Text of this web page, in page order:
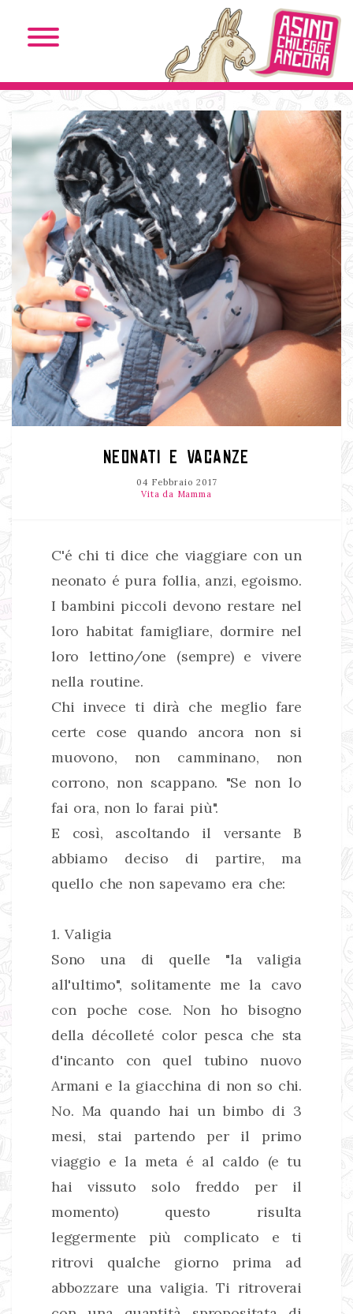
NEONATI E VACANZE
04 Febbraio 2017
Vita da Mamma
C'é chi ti dice che viaggiare con un
neonato é pura follia, anzi, egoismo.
I bambini piccoli devono restare nel
loro habitat famigliare, dormire nel
loro lettino/one (sempre) e vivere
nella routine.
Chi invece ti dirà che meglio fare
certe cose quando ancora non si
muovono, non camminano, non
corrono, non scappano. "Se non lo
fai ora, non lo farai più".
E così, ascoltando il versante B
abbiamo deciso di partire, ma
quello che non sapevamo era che:
1. Valigia
Sono una di quelle "la valigia
all'ultimo", solitamente me la cavo
con poche cose. Non ho bisogno
della décolleté color pesca che sta
d'incanto con quel tubino nuovo
Armani e la giacchina di non so chi.
No. Ma quando hai un bimbo di 3
mesi, stai partendo per il primo
viaggio e la meta é al caldo (e tu
hai vissuto solo freddo per il
momento) questo risulta
leggermente più complicato e ti
ritrovi qualche giorno prima ad
abbozzare una valigia. Ti ritroverai